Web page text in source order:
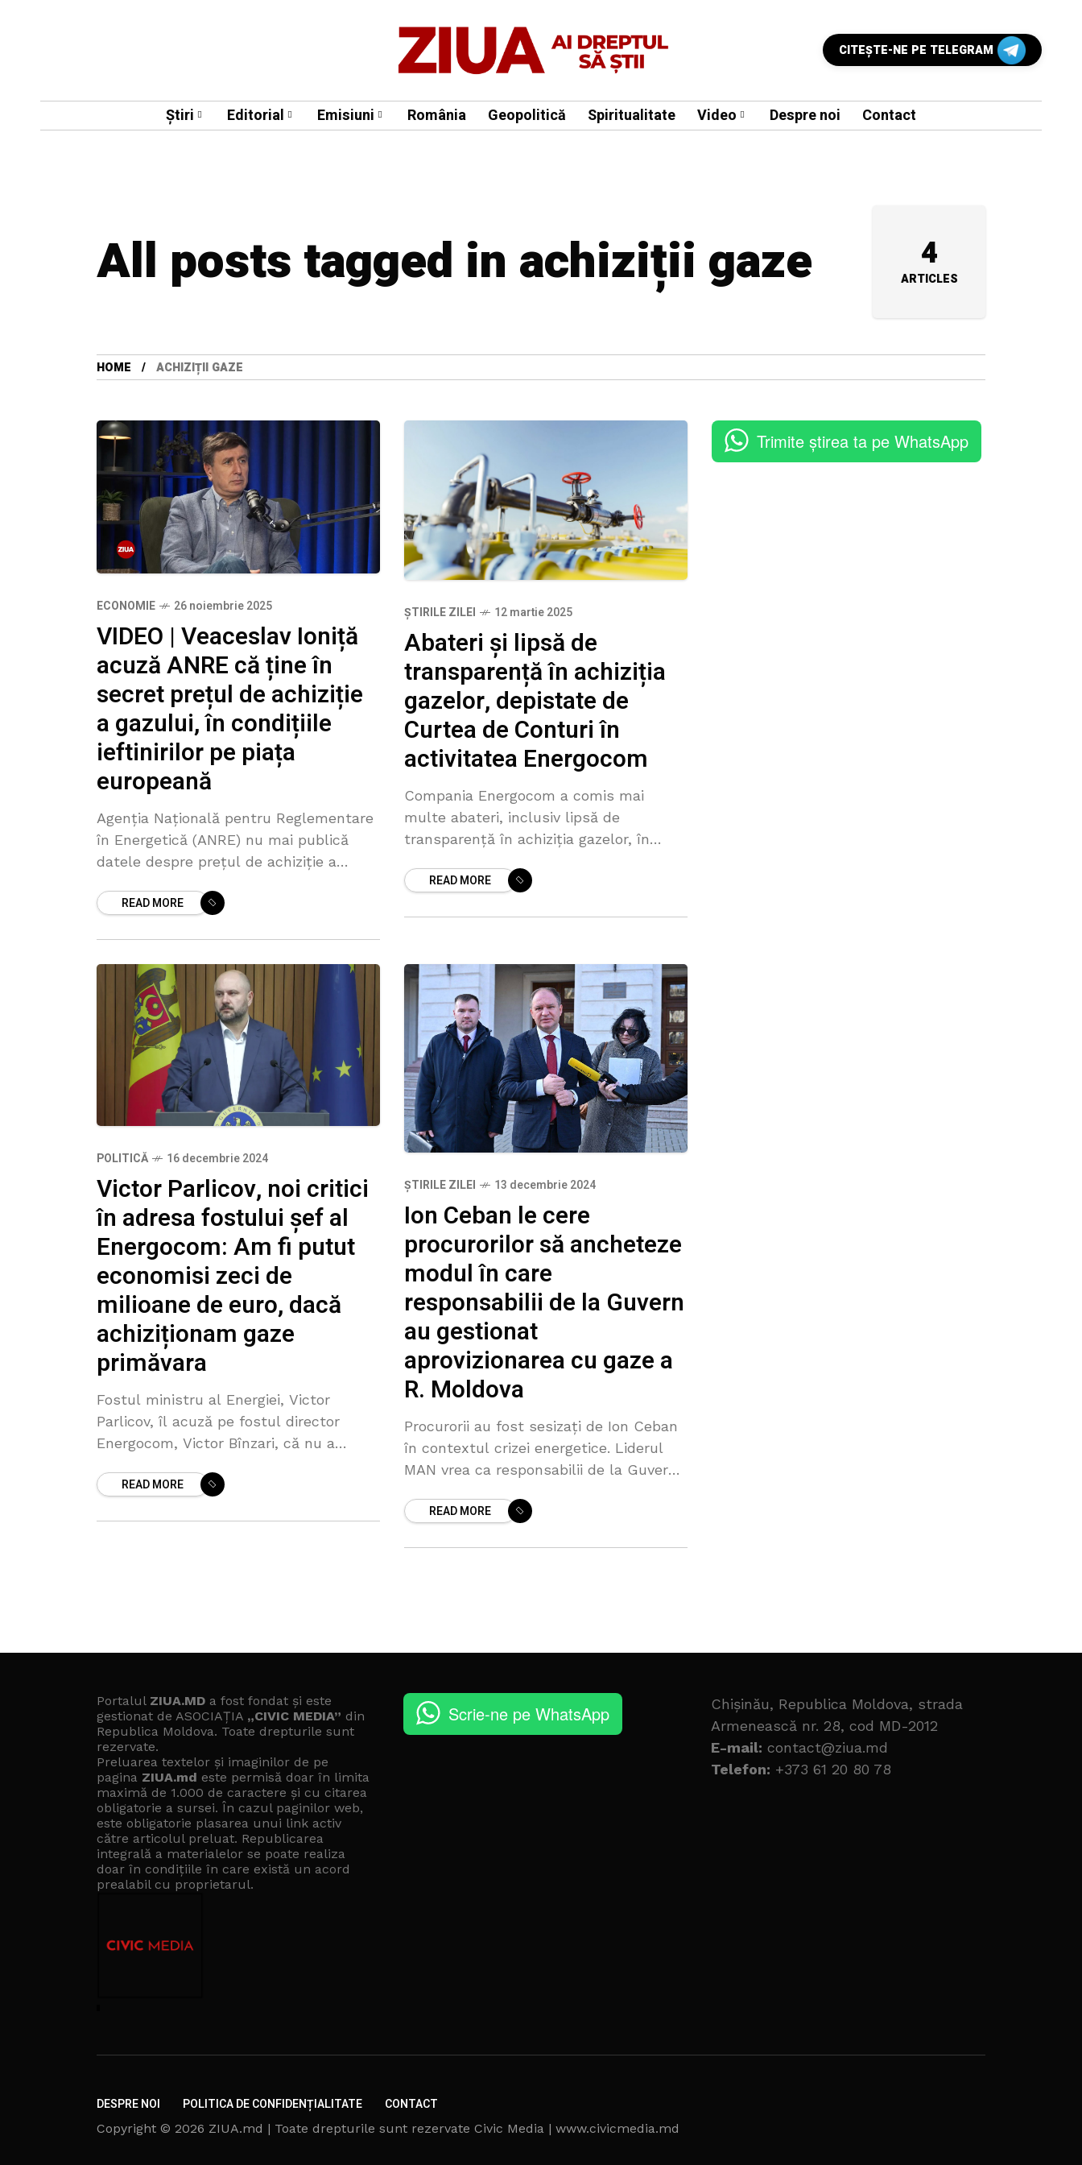
CITEŞTE-NE PE TELEGRAM
Știri Editorial Emisiuni România Geopolitică Spiritualitate Video Despre noi Contact
All posts tagged in achiziții gaze 4
ARTICLES
HOME ACHIZIȚII GAZE
ECONOMIE 26 noiembrie 2025
VIDEO | Veaceslav Ioniță
acuză ANRE că ține în
secret prețul de achiziție
a gazului, în condițiile
ieftinirilor pe piața
europeană
Agenția Națională pentru Reglementare
în Energetică (ANRE) nu mai publică
datele despre prețul de achiziție a
Uniunii Europene prețul gazului a
READ MORE
ȘTIRILE ZILEI 12 martie 2025
Abateri și lipsă de
transparență în achiziția
gazelor, depistate de
Curtea de Conturi în
activitatea Energocom
Compania Energocom a comis mai
multe abateri, inclusiv lipsă de
transparență în achiziția gazelor, în
2021-2023. Constatările au fost făcute
READ MORE
POLITICĂ 16 decembrie 2024
Victor Parlicov, noi critici
în adresa fostului șef al
Energocom: Am fi putut
economisi zeci de
milioane de euro, dacă
achiziționam gaze
primăvara
Fostul ministru al Energiei, Victor
Parlicov, îl acuză pe fostul director
Energocom, Victor Bînzari, că nu a
luna februarie pentru a achiziționa gaze
READ MORE
ȘTIRILE ZILEI 13 decembrie 2024
Ion Ceban le cere
procurorilor să ancheteze
modul în care
responsabilii de la Guvern
au gestionat
aprovizionarea cu gaze a
R. Moldova
Procurorii au fost sesizați de Ion Ceban
în contextul crizei energetice. Liderul
MAN vrea ca responsabilii de la Guvern
pentru deciziile luate
READ MORE
Trimite știrea ta pe WhatsApp
Portalul ZIUA.MD a fost fondat și este
gestionat de ASOCIAȚIA „CIVIC MEDIA” din
Republica Moldova. Toate drepturile sunt
rezervate.
Preluarea textelor și imaginilor de pe
pagina ZIUA.md este permisă doar în limita
maximă de 1.000 de caractere și cu citarea
obligatorie a sursei. În cazul paginilor web,
este obligatorie plasarea unui link activ
către articolul preluat. Republicarea
integrală a materialelor se poate realiza
doar în condițiile în care există un acord
prealabil cu proprietarul.
Scrie-ne pe WhatsApp
Chișinău, Republica Moldova, strada
Armenească nr. 28, cod MD-2012
E-mail: contact@ziua.md
Telefon: +373 61 20 80 78
DESPRE NOI POLITICA DE CONFIDENȚIALITATE CONTACT
Copyright © 2026 ZIUA.md | Toate drepturile sunt rezervate Civic Media | www.civicmedia.md